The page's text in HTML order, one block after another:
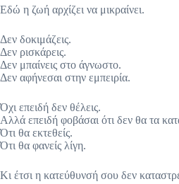
Εδώ η ζωή αρχίζει να μικραίνει.
Δεν δοκιμάζεις.
Δεν ρισκάρεις.
Δεν μπαίνεις στο άγνωστο.
Δεν αφήνεσαι στην εμπειρία.
Όχι επειδή δεν θέλεις.
Αλλά επειδή φοβάσαι ότι δεν θα τα
Ότι θα εκτεθείς.
Ότι θα φανείς λίγη.
Κι έτσι η κατεύθυνσή σου δεν